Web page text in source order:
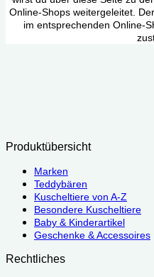
Online-Shops weitergeleitet.
im entsprechenden Online-
Produktübersicht
Marken
Teddybären
Kuscheltiere von A-Z
Besondere Kuscheltiere
Baby & Kinderartikel
Geschenke & Accessoires
Rechtliches